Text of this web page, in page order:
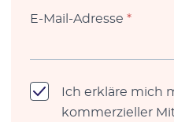
E-Mail-Adresse *
Ich erkläre mich
kommerzieller